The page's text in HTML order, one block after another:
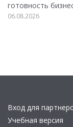
готовность
06.08.2026
Вход для
Учебная версия